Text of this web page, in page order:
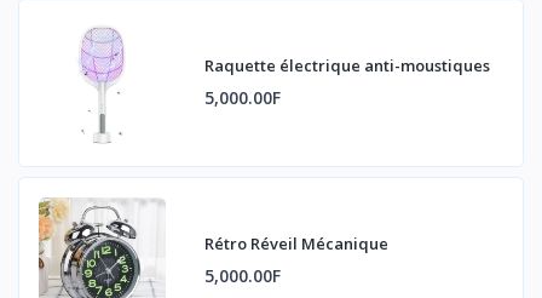
Raquette électrique anti-moustiques
5,000.00F
Rétro Réveil Mécanique
5,000.00F